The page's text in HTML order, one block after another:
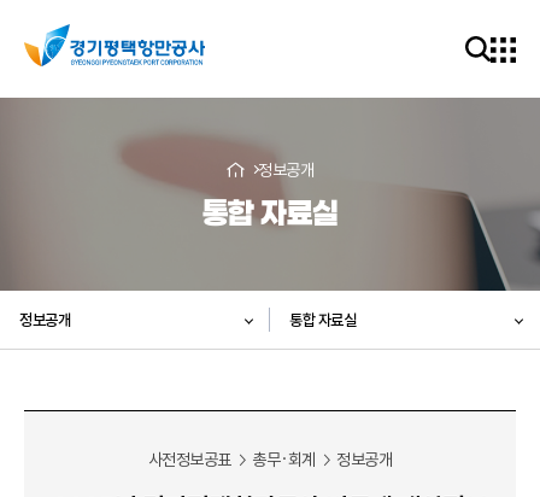
정보공개
통합 자료실
정보공개 통합 자료실
사전정보공표 총무·회계 정보공개